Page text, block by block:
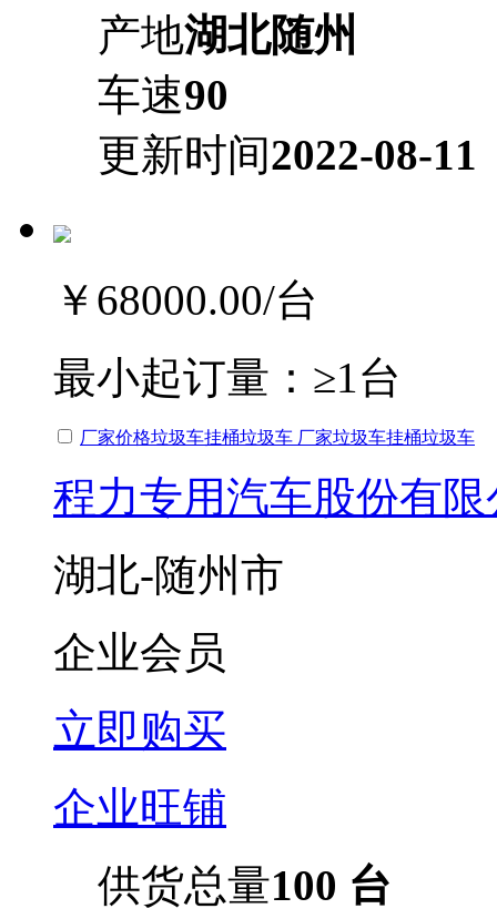
产地湖北随州
车速90
更新时间2022-08-11
￥68000.00/台
最小起订量： ≥1台
厂家价格垃圾车挂桶垃圾车 厂家垃圾车挂桶垃圾车
程力专用汽车股份有
湖北-随州市
企业会员
立即购买
企业旺铺
供货总量100 台